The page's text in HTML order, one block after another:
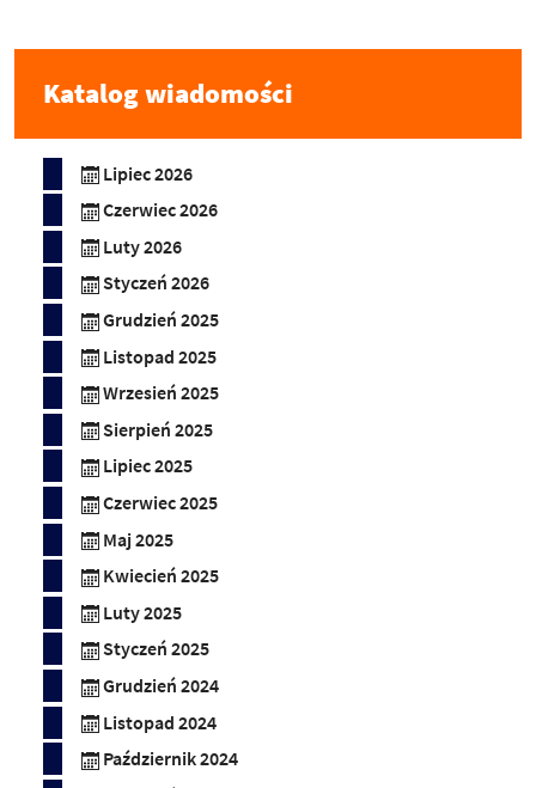
Katalog wiadomości
Lipiec 2026
Czerwiec 2026
Luty 2026
Styczeń 2026
Grudzień 2025
Listopad 2025
Wrzesień 2025
Sierpień 2025
Lipiec 2025
Czerwiec 2025
Maj 2025
Kwiecień 2025
Luty 2025
Styczeń 2025
Grudzień 2024
Listopad 2024
Październik 2024